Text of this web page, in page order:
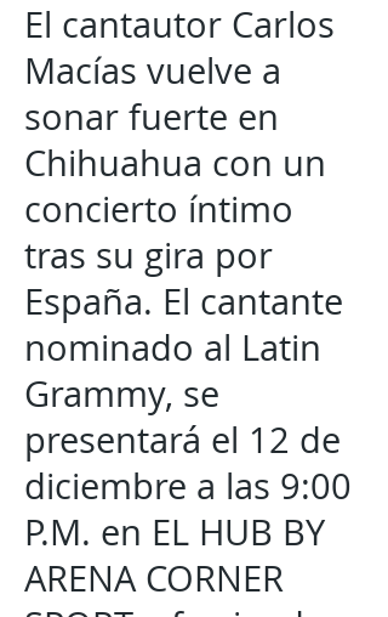
El cantautor Carlos
Macías vuelve a
sonar fuerte en
Chihuahua con un
concierto íntimo
tras su gira por
España. El cantante
nominado al Latin
Grammy, se
presentará el 12 de
diciembre a las 9:00
P.M. en EL HUB BY
ARENA CORNER